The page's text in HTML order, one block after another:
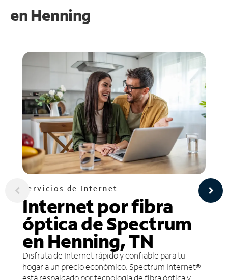
en Henning
Servicios de Internet
Internet por fibra
óptica de Spectrum
en Henning, TN
Disfruta de Internet rápido y confiable para tu
hogar a un precio económico. Spectrum Internet®
está respaldado por tecnología de fibra óptica y